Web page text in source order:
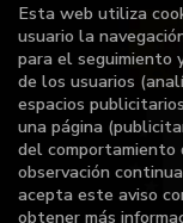
Esta web utiliza
usuario la
para el seguimiento
de los usuarios
espacios
una página
del comportamiento
observación
acepta este aviso
obtener más